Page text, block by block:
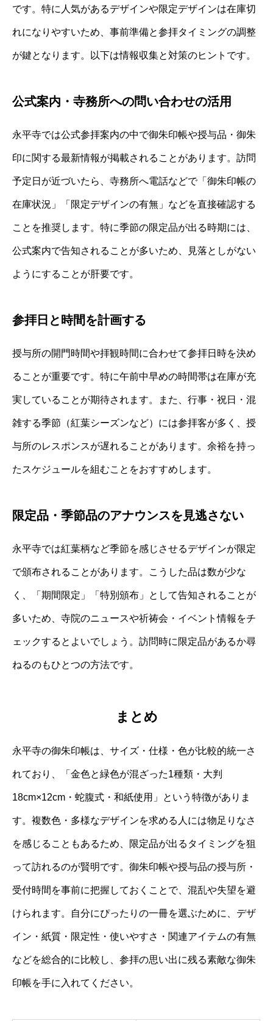
です。特に人気があるデザインや限定デザインは在庫切
れになりやすいため、事前準備と参拝タイミングの調整
が鍵となります。以下は情報収集と対策のヒントです。
公式案内・寺務所への問い合わせの活用
永平寺では公式参拝案内の中で御朱印帳や授与品・御朱
印に関する最新情報が掲載されることがあります。訪問
予定日が近づいたら、寺務所へ電話などで「御朱印帳の
在庫状況」「限定デザインの有無」などを直接確認する
ことを推奨します。特に季節の限定品が出る時期には、
公式案内で告知されることが多いため、見落としがない
ようにすることが肝要です。
参拝日と時間を計画する
授与所の開門時間や拝観時間に合わせて参拝日時を決め
ることが重要です。特に午前中早めの時間帯は在庫が充
実していることが期待されます。また、行事・祝日・混
雑する季節（紅葉シーズンなど）には参拝客が多く、授
与所のレスポンスが遅れることがあります。余裕を持っ
たスケジュールを組むことをおすすめします。
限定品・季節品のアナウンスを見逃さない
永平寺では紅葉柄など季節を感じさせるデザインが限定
で頒布されることがあります。こうした品は数が少な
く、「期間限定」「特別頒布」として告知されることが
多いため、寺院のニュースや祈祷会・イベント情報をチ
ェックするとよいでしょう。訪問時に限定品があるか尋
ねるのもひとつの方法です。
まとめ
永平寺の御朱印帳は、サイズ・仕様・色が比較的統一さ
れており、「金色と緑色が混ざった1種類・大判
18cm×12cm・蛇腹式・和紙使用」という特徴がありま
す。複数色・多様なデザインを求める人には物足りなさ
を感じることもあるため、限定品が出るタイミングを狙
って訪れるのが賢明です。御朱印帳や授与品の授与所・
受付時間を事前に把握しておくことで、混乱や失望を避
けられます。自分にぴったりの一冊を選ぶために、デザ
イン・紙質・限定性・使いやすさ・関連アイテムの有無
などを総合的に比較し、参拝の思い出に残る素敵な御朱
印帳を手に入れてください。